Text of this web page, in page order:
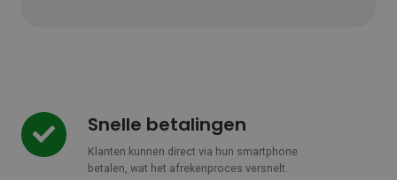
Snelle betalingen
Klanten kunnen direct via hun smartphone
betalen, wat het afrekenproces versnelt.
Snelle
betalingen